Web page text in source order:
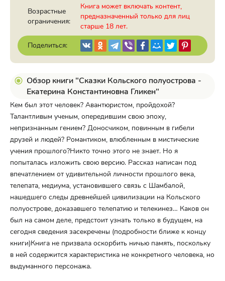
Возрастные
ограничения:
Книга может включать контент,
предназначенный только для лиц
старше 18 лет.
Поделиться:
Обзор книги "Сказки Кольского полуострова -
Екатерина Константиновна Гликен"
Кем был этот человек? Авантюристом, пройдохой?
Талантливым ученым, опередившим свою эпоху,
непризнанным гением? Доносчиком, повинным в гибели
друзей и людей? Романтиком, влюбленным в мистические
учения прошлого?Никто точно этого не знает. Но я
попыталась изложить свою версию. Рассказ написан под
впечатлением от удивительной личности прошлого века,
телепата, медиума, установившего связь с Шамбалой,
нашедшего следы древнейшей цивилизации на Кольского
полуострове, доказавшего телепатию и телекинез… Каков он
был на самом деле, предстоит узнать только в будущем, на
сегодня сведения засекречены (подробности ближе к концу
книги)Книга не призвала оскорбить ничью память, поскольку
в ней содержится характеристика не конкретного человека, но
выдуманного персонажа.